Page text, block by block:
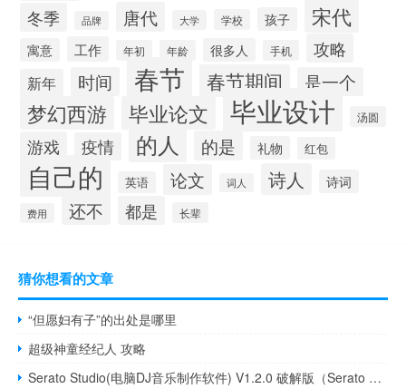
冬季 品牌 唐代 大学 学校 孩子 宋代
寓意 工作 年初 年龄 很多人 手机 攻略
新年 时间 春节 春节期间 是一个
梦幻西游 毕业论文 毕业设计 汤圆
游戏 疫情 的人 的是 礼物 红包
自己的 英语 论文 词人 诗人 诗词
费用 还不 都是 长辈
猜你想看的文章
“但愿妇有子”的出处是哪里
超级神童经纪人 攻略
Serato Studio(电脑DJ音乐制作软件) V1.2.0 破解版（Serato Studio(电脑DJ音乐制作软件) V1.2.0 破解版功能简介）